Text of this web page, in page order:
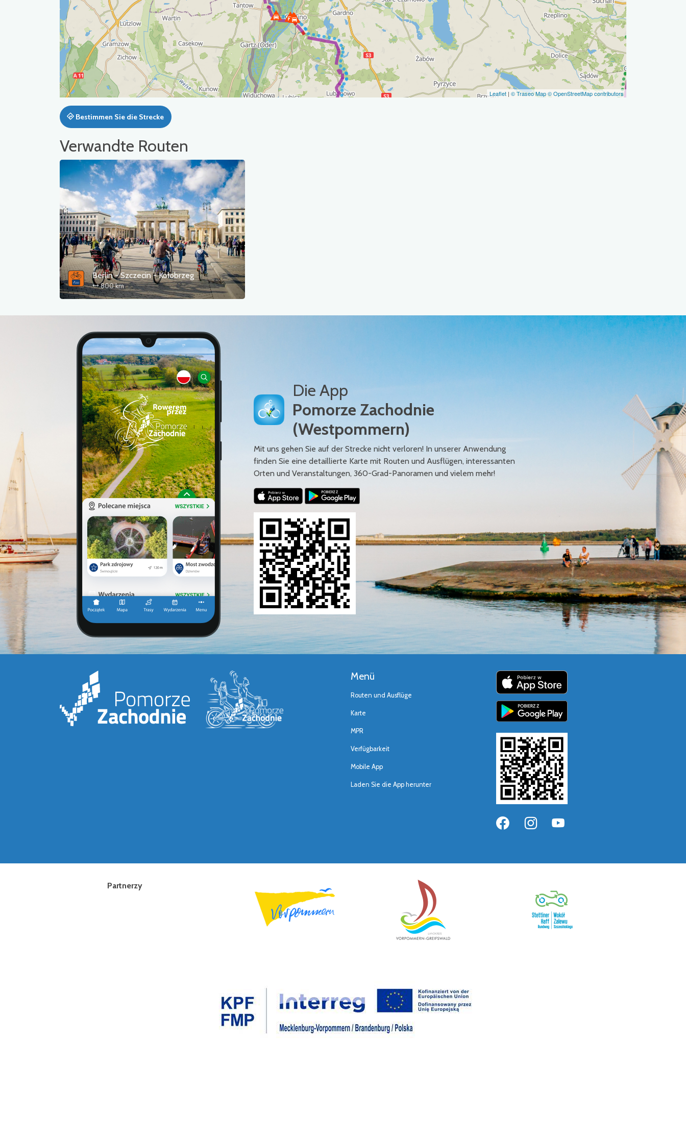
Leaflet | © Traseo Map© OpenStreetMap contributors
Bestimmen Sie die Strecke
Verwandte Routen
Berlin - Szczecin - Kołobrzeg
800 km
Die App
Pomorze Zachodnie
(Westpommern)
Mit uns gehen Sie auf der Strecke nicht verloren! In unserer Anwendung
finden Sie eine detaillierte Karte mit Routen und Ausflügen, interessanten
Orten und Veranstaltungen, 360-Grad-Panoramen und vielem mehr!
Menü
Routen und Ausflüge
Karte
MPR
Verfügbarkeit
Mobile App
Laden Sie die App herunter
Partnerzy